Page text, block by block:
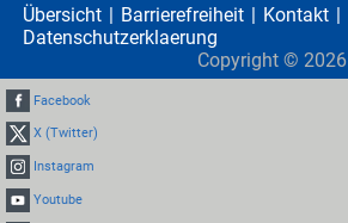
Übersicht Barrierefreiheit Kontakt
Datenschutzerklaerung
Copyright © 2026
Facebook
X (Twitter)
Instagram
Youtube